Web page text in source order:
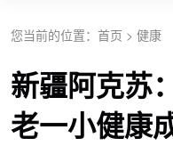
您当前的位置： 首页 > 健康
新疆阿克苏
老一小健康